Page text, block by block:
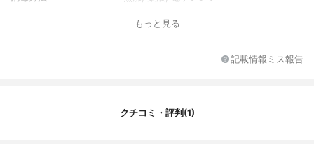
もっと見る
記載情報ミス報告
クチコミ・評判(1)